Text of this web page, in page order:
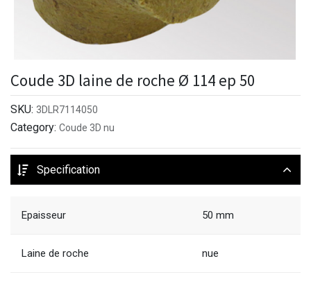
Coude 3D laine de roche Ø 114 ep 50
SKU: 3DLR7114050
Category: Coude 3D nu
Specification
Epaisseur 50 mm
Laine de roche nue